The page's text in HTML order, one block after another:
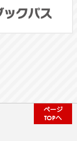
ページ
TOPへ